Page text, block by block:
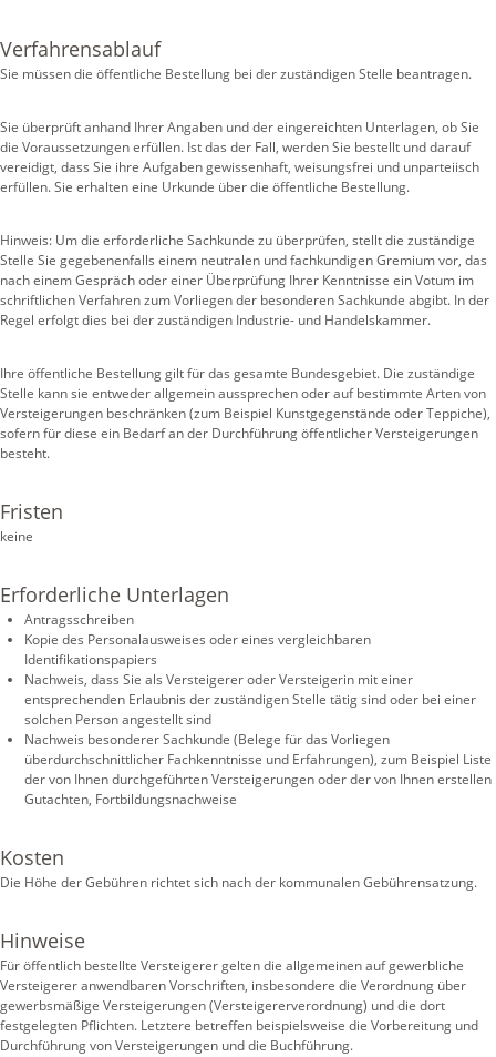
Verfahrensablauf
Sie müssen die öffentliche Bestellung bei der zuständigen Stelle beantragen.
Sie überprüft anhand Ihrer Angaben und der eingereichten Unterlagen, ob Sie
die Voraussetzungen erfüllen. Ist das der Fall, werden Sie bestellt und darauf
vereidigt, dass Sie ihre Aufgaben gewissenhaft, weisungsfrei und unparteiisch
erfüllen. Sie erhalten eine Urkunde über die öffentliche Bestellung.
Hinweis: Um die erforderliche Sachkunde zu überprüfen, stellt die zuständige
Stelle Sie gegebenenfalls einem neutralen und fachkundigen Gremium vor, das
nach einem Gespräch oder einer Überprüfung Ihrer Kenntnisse ein Votum im
schriftlichen Verfahren zum Vorliegen der besonderen Sachkunde abgibt. In der
Regel erfolgt dies bei der zuständigen Industrie- und Handelskammer.
Ihre öffentliche Bestellung gilt für das gesamte Bundesgebiet. Die zuständige
Stelle kann sie entweder allgemein aussprechen oder auf bestimmte Arten von
Versteigerungen beschränken (zum Beispiel Kunstgegenstände oder Teppiche),
sofern für diese ein Bedarf an der Durchführung öffentlicher Versteigerungen
besteht.
Fristen
keine
Erforderliche Unterlagen
Antragsschreiben
Kopie des Personalausweises oder eines vergleichbaren
Identifikationspapiers
Nachweis, dass Sie als Versteigerer oder Versteigerin mit einer
entsprechenden Erlaubnis der zuständigen Stelle tätig sind oder bei einer
solchen Person angestellt sind
Nachweis besonderer Sachkunde (Belege für das Vorliegen
überdurchschnittlicher Fachkenntnisse und Erfahrungen), zum Beispiel Liste
der von Ihnen durchgeführten Versteigerungen oder der von Ihnen erstellen
Gutachten, Fortbildungsnachweise
Kosten
Die Höhe der Gebühren richtet sich nach der kommunalen Gebührensatzung.
Hinweise
Für öffentlich bestellte Versteigerer gelten die allgemeinen auf gewerbliche
Versteigerer anwendbaren Vorschriften, insbesondere die Verordnung über
gewerbsmäßige Versteigerungen (Versteigererverordnung) und die dort
festgelegten Pflichten. Letztere betreffen beispielsweise die Vorbereitung und
Durchführung von Versteigerungen und die Buchführung.